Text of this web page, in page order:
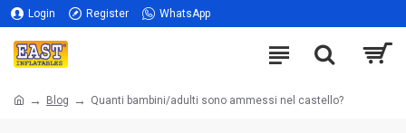
Login Register WhatsApp
Blog Quanti bambini/adulti sono ammessi nel castello?